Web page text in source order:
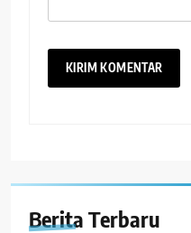
Berita Terbaru